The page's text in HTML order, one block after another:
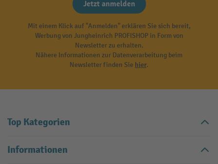
Jetzt anmelden
Mit einem Klick auf "Anmelden" erklären Sie sich bereit,
Werbung von Jungheinrich PROFISHOP in Form von
Newsletter zu erhalten.
Nähere Informationen zur Datenverarbeitung beim
Newsletter finden Sie hier.
Top Kategorien
Informationen